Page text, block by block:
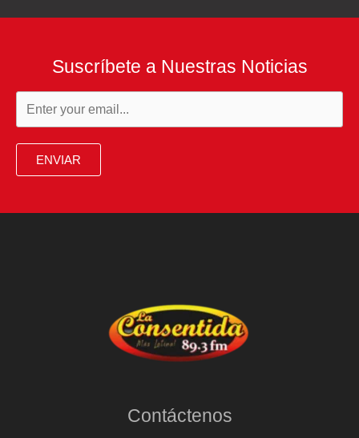
Suscríbete a Nuestras Noticias
ENVIAR
Contáctenos